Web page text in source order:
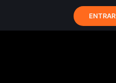
ENTRAR